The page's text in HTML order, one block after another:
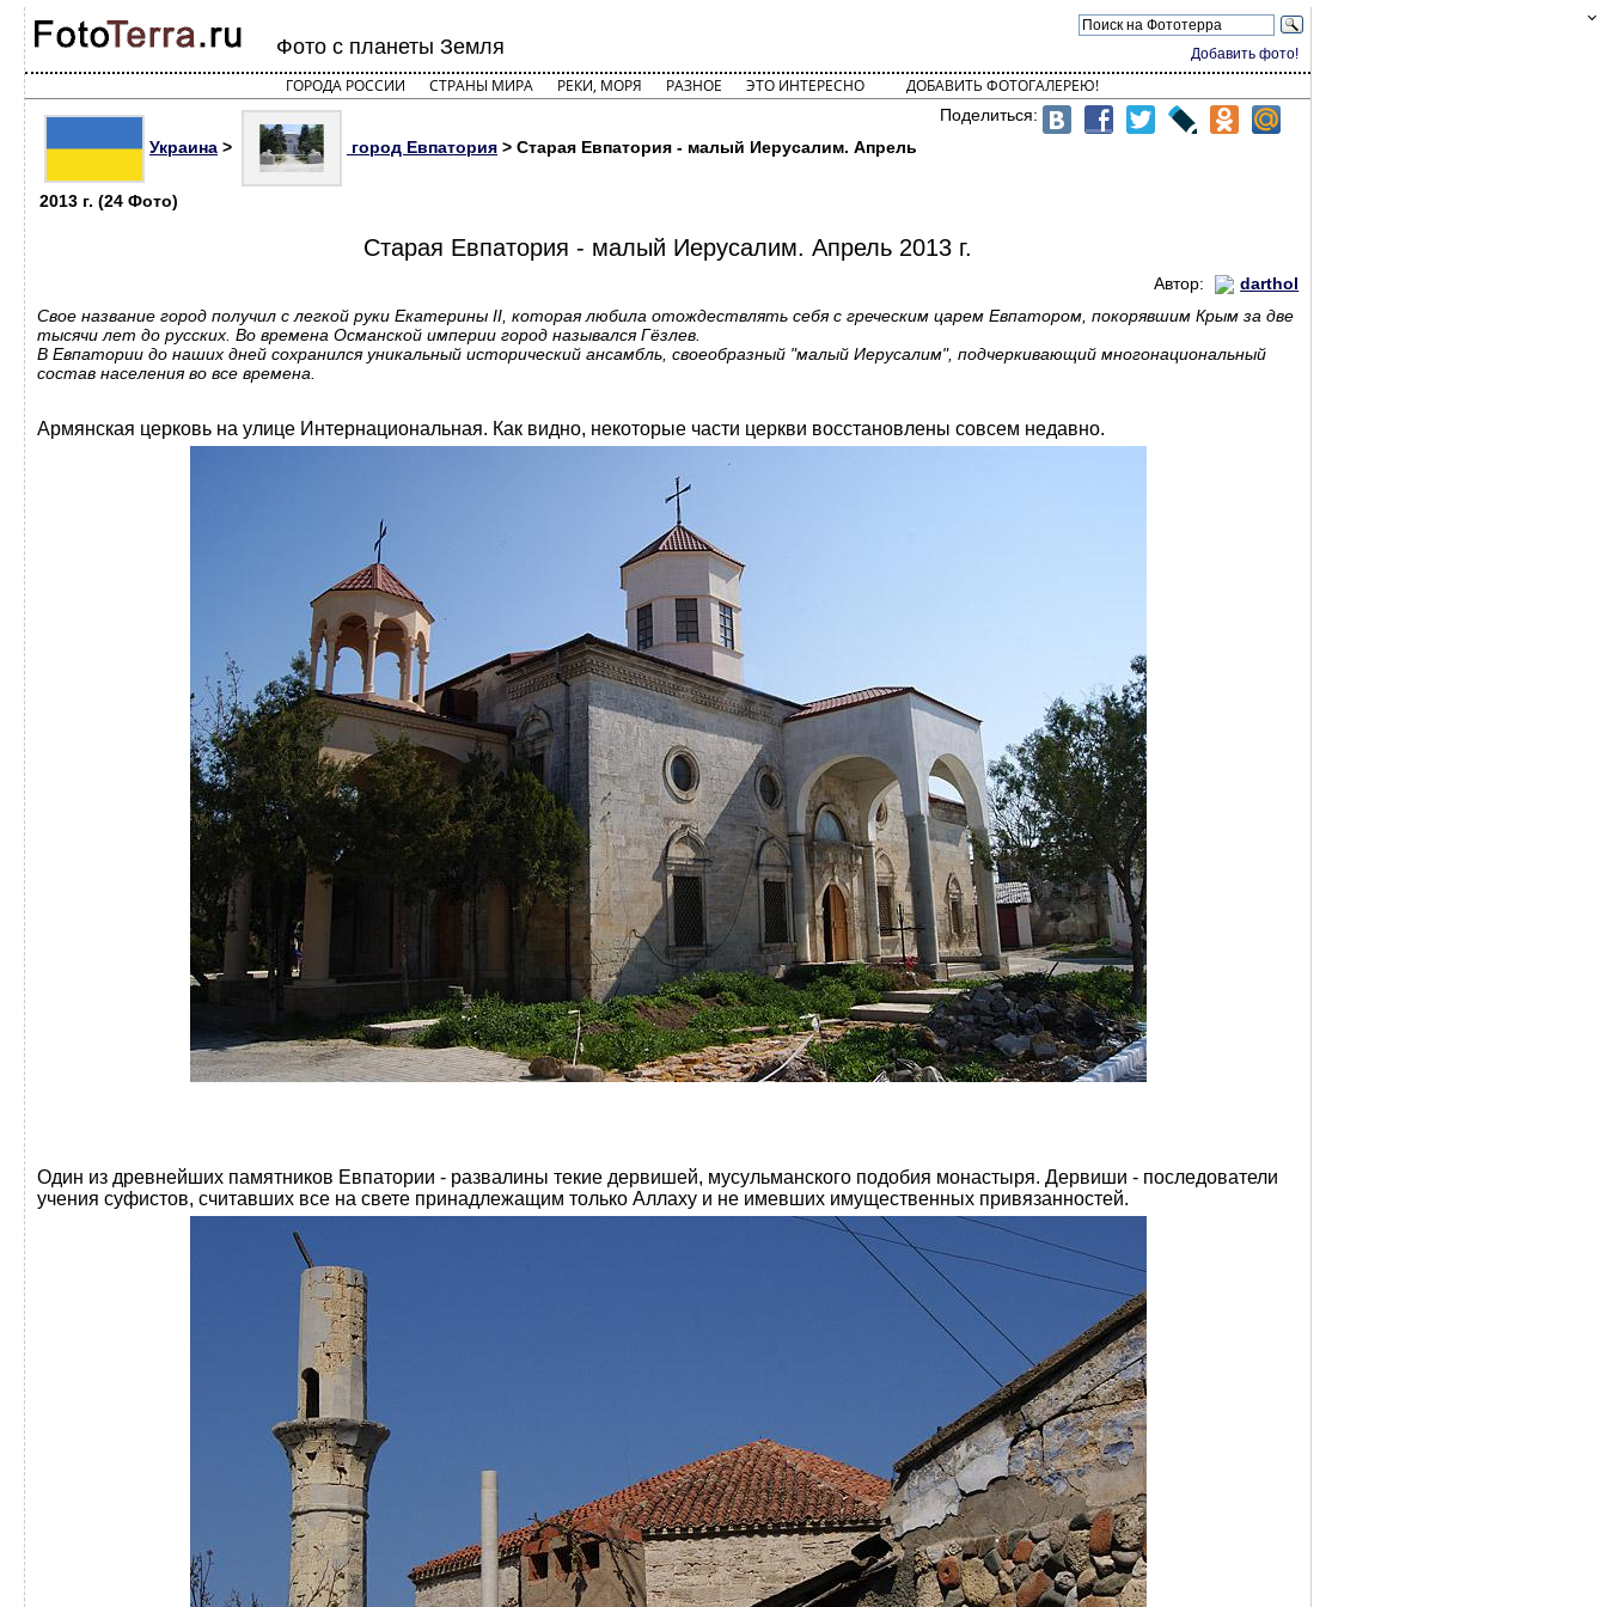
Добавить фото!
Фото с планеты Земля
ГОРОДА РОССИИ СТРАНЫ МИРА РЕКИ, МОРЯ РАЗНОЕ ЭТО ИНТЕРЕСНО ДОБАВИТЬ ФОТОГАЛЕРЕЮ!
Поделиться:
Украина > город Евпатория > Старая Евпатория - малый Иерусалим. Апрель
2013 г. (24 Фото)
Старая Евпатория - малый Иерусалим. Апрель 2013 г.
Автор:
darthol
Свое название город получил с легкой руки Екатерины II, которая любила отождествлять себя с греческим царем Евпатором, покорявшим Крым за две
тысячи лет до русских. Во времена Османской империи город назывался Гёзлев.
В Евпатории до наших дней сохранился уникальный исторический ансамбль, своеобразный "малый Иерусалим", подчеркивающий многонациональный
состав населения во все времена.
Армянская церковь на улице Интернациональная. Как видно, некоторые части церкви восстановлены совсем недавно.
Один из древнейших памятников Евпатории - развалины текие дервишей, мусульманского подобия монастыря. Дервиши - последователи
учения суфистов, считавших все на свете принадлежащим только Аллаху и не имевших имущественных привязанностей.